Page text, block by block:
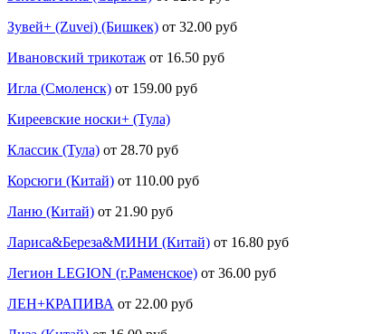
Зувей+ (Zuvei) (Бишкек) от 32.00 руб
Ивановский трикотаж от 16.50 руб
Игла (Смоленск) от 159.00 руб
Киреевские носки+ (Тула)
Классик (Тула) от 28.70 руб
Корсюги (Китай) от 110.00 руб
Ланю (Китай) от 21.90 руб
Лариса&Береза&МИНИ (Китай) от 16.80 руб
Легион LEGION (г.Раменское) от 36.00 руб
ЛЕН+КРАПИВА от 22.00 руб